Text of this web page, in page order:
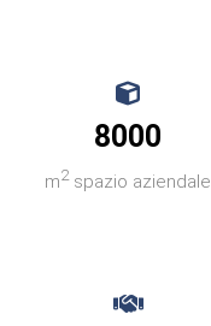
8000
m2spazio aziendale